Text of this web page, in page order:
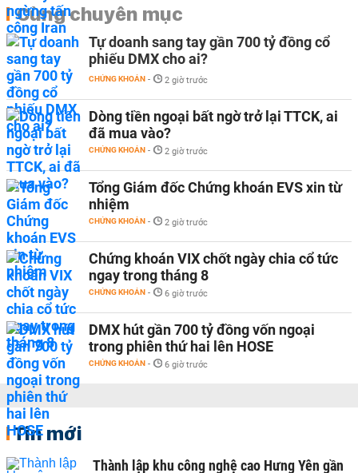
Cùng chuyên mục
Tự doanh sang tay gần 700 tỷ đồng cổ
phiếu DMX cho ai?
CHỨNG KHOÁN - 2 giờ trước
Dòng tiền ngoại bất ngờ trở lại TTCK, ai
đã mua vào?
CHỨNG KHOÁN - 2 giờ trước
Tổng Giám đốc Chứng khoán EVS xin từ
nhiệm
CHỨNG KHOÁN - 2 giờ trước
Chứng khoán VIX chốt ngày chia cổ tức
ngay trong tháng 8
CHỨNG KHOÁN - 6 giờ trước
DMX hút gần 700 tỷ đồng vốn ngoại
trong phiên thứ hai lên HOSE
CHỨNG KHOÁN - 6 giờ trước
Tin mới
Thành lập khu công nghệ cao Hưng Yên gần